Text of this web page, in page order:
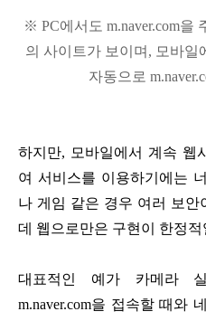
※ PC에서도 m.naver.com을
의 사이트가 보이며, 모바일
자동으로
하지만, 모바일에서 계속 웹
여 서비스를 이용하기에는
나 게임 같은 경우 여러 보안
데 웹으로만은 구현이 한정
대표적인 예가 카메라
m.naver.com을 접속할 때와